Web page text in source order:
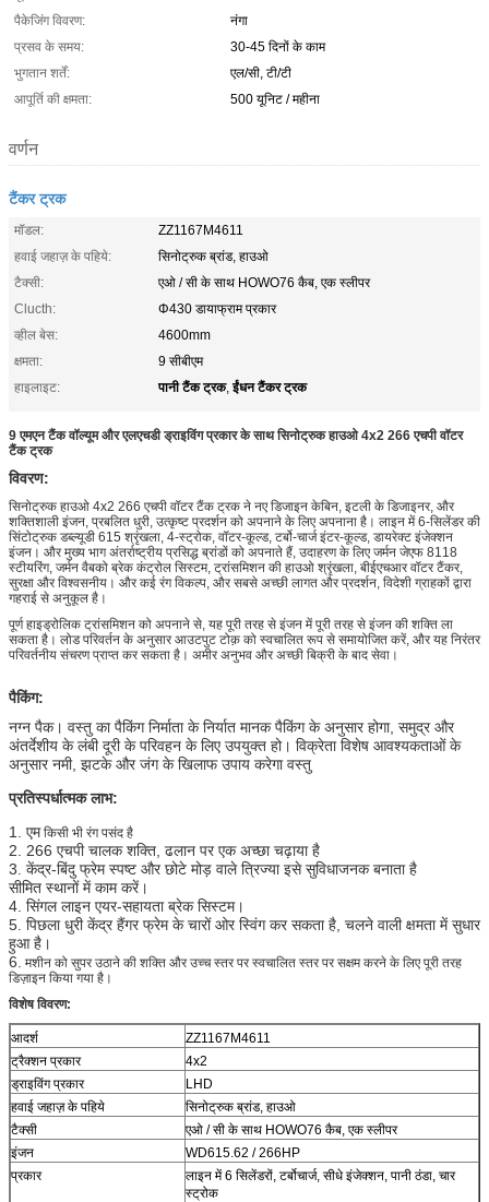
पैकेजिंग विवरण:
नंगा
प्रसव के समय:
30-45 दिनों के काम
भुगतान शर्तें:
एल/सी, टी/टी
आपूर्ति की क्षमता:
500 यूनिट / महीना
वर्णन
टैंकर ट्रक
मॉडल:
ZZ1167M4611
हवाई जहाज़ के पहिये:
सिनोट्रुक ब्रांड, हाउओ
टैक्सी:
एओ / सी के साथ HOWO76 कैब, एक स्लीपर
Clucth:
Φ430 डायाफ्राम प्रकार
व्हील बेस:
4600mm
क्षमता:
9 सीबीएम
हाइलाइट:
पानी टैंक ट्रक,ईंधन टैंकर ट्रक
9 एमएन टैंक वॉल्यूम और एलएचडी ड्राइविंग प्रकार के साथ सिनोट्रुक हाउओ 4x2 266 एचपी वॉटर
टैंक ट्रक
विवरण:
सिनोट्रुक हाउओ 4x2 266 एचपी वॉटर टैंक ट्रक ने नए डिजाइन केबिन, इटली के डिजाइनर, और
शक्तिशाली इंजन, प्रबलित धुरी, उत्कृष्ट प्रदर्शन को अपनाने के लिए अपनाना है। लाइन में 6-सिलेंडर की
सिंटोट्रुक डब्ल्यूडी 615 श्रृंखला, 4-स्ट्रोक, वॉटर-कूल्ड, टर्बो-चार्ज इंटर-कूल्ड, डायरेक्ट इंजेक्शन
इंजन। और मुख्य भाग अंतर्राष्ट्रीय प्रसिद्ध ब्रांडों को अपनाते हैं, उदाहरण के लिए जर्मन जेएफ 8118
स्टीयरिंग, जर्मन वैबको ब्रेक कंट्रोल सिस्टम, ट्रांसमिशन की हाउओ श्रृंखला, बीईएचआर वॉटर टैंकर,
सुरक्षा और विश्वसनीय। और कई रंग विकल्प, और सबसे अच्छी लागत और प्रदर्शन, विदेशी ग्राहकों द्वारा
गहराई से अनुकूल है।
पूर्ण हाइड्रोलिक ट्रांसमिशन को अपनाने से, यह पूरी तरह से इंजन में पूरी तरह से इंजन की शक्ति ला
सकता है। लोड परिवर्तन के अनुसार आउटपुट टोक़ को स्वचालित रूप से समायोजित करें, और यह निरंतर
परिवर्तनीय संचरण प्राप्त कर सकता है। अमीर अनुभव और अच्छी बिक्री के बाद सेवा।
पैकिंग:
नग्न पैक। वस्तु का पैकिंग निर्माता के निर्यात मानक पैकिंग के अनुसार होगा, समुद्र और
अंतर्देशीय के लंबी दूरी के परिवहन के लिए उपयुक्त हो। विक्रेता विशेष आवश्यकताओं के
अनुसार नमी, झटके और जंग के खिलाफ उपाय करेगा वस्तु
प्रतिस्पर्धात्मक लाभ:
1. एम किसी भी रंग पसंद है
2. 266 एचपी चालक शक्ति, ढलान पर एक अच्छा चढ़ाया है
3. केंद्र-बिंदु फ्रेम स्पष्ट और छोटे मोड़ वाले त्रिज्या इसे सुविधाजनक बनाता है
सीमित स्थानों में काम करें।
4. सिंगल लाइन एयर-सहायता ब्रेक सिस्टम।
5. पिछला धुरी केंद्र हैंगर फ्रेम के चारों ओर स्विंग कर सकता है, चलने वाली क्षमता में सुधार
हुआ है।
6. मशीन को सुपर उठाने की शक्ति और उच्च स्तर पर स्वचालित स्तर पर सक्षम करने के लिए पूरी तरह
डिज़ाइन किया गया है।
विशेष विवरण:
आदर्श
ZZ1167M4611
ट्रैक्शन प्रकार
4x2
ड्राइविंग प्रकार
LHD
हवाई जहाज़ के पहिये
सिनोट्रुक ब्रांड, हाउओ
टैक्सी
एओ / सी के साथ HOWO76 कैब, एक स्लीपर
इंजन
WD615.62 / 266HP
प्रकार
लाइन में 6 सिलेंडरों, टर्बोचार्ज, सीधे इंजेक्शन, पानी ठंडा, चार
स्ट्रोक